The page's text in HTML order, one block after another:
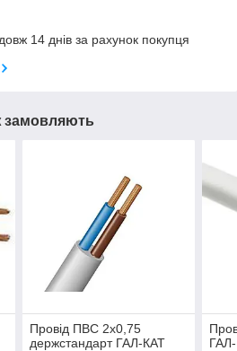
14 днів за рахунок покупця
замовляють
Провід ПВС 2х0,75
держстандарт ГАЛ-КАТ